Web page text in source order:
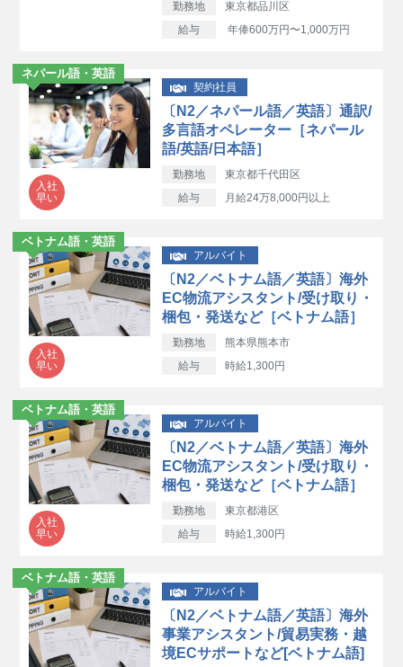
勤務地
東京都品川区
給与
年俸600万円〜1,000万円
ネパール語・英語
入社
早い
契約社員
〔N2／ネパール語／英語〕通訳/
多言語オペレーター［ネパール
語/英語/日本語］
勤務地
東京都千代田区
給与
月給24万8,000円以上
ベトナム語・英語
入社
早い
アルバイト
〔N2／ベトナム語／英語〕海外
EC物流アシスタント/受け取り・
梱包・発送など［ベトナム語］
勤務地
熊本県熊本市
給与
時給1,300円
ベトナム語・英語
入社
早い
アルバイト
〔N2／ベトナム語／英語〕海外
EC物流アシスタント/受け取り・
梱包・発送など［ベトナム語］
勤務地
東京都港区
給与
時給1,300円
ベトナム語・英語
アルバイト
〔N2／ベトナム語／英語〕海外
事業アシスタント/貿易実務・越
境ECサポートなど[ベトナム語]